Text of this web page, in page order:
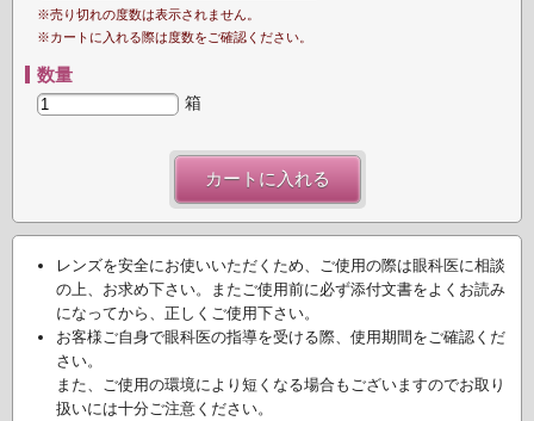
売り切れの度数は表示されません。
カートに入れる際は度数をご確認ください。
数量
箱
レンズを安全にお使いいただくため、ご使用の際は眼科医に相談
の上、お求め下さい。またご使用前に必ず添付文書をよくお読み
になってから、正しくご使用下さい。
お客様ご自身で眼科医の指導を受ける際、使用期間をご確認くだ
さい。
また、ご使用の環境により短くなる場合もございますのでお取り
扱いには十分ご注意ください。